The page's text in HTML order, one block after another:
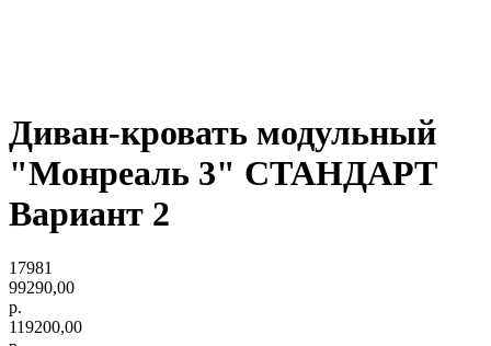
Диван-кровать модульный
"Монреаль 3" СТАНДАРТ
Вариант 2
17981
99290,00
р.
119200,00